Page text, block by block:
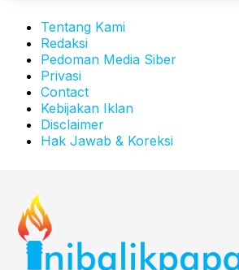
Tentang Kami
Redaksi
Pedoman Media Siber
Privasi
Contact
Kebijakan Iklan
Disclaimer
Hak Jawab & Koreksi